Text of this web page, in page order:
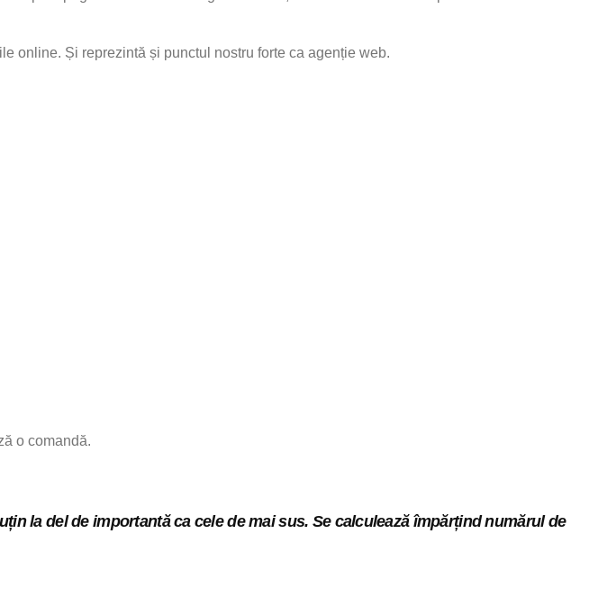
online. Și reprezintă și punctul nostru forte ca agenție web.
o comandă.
la del de importantă ca cele de mai sus. Se calculează împărțind numărul de